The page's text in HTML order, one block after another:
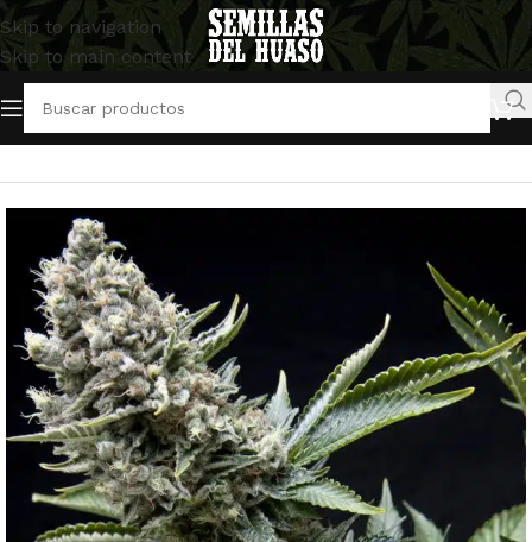
Skip to navigation
Skip to main content
Inicio/Semillas Autoflorecientes/Pyramid Seeds